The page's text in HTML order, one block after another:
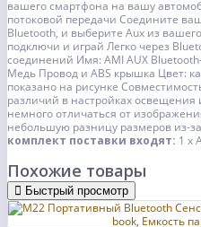
вашего смартфона на вашу
потоковой передачи Соедините
Bluetooth, и выберите Aux из
подключи и играй Легко через
соединений Имя: AMI AUX
Медь Провод и ABS крышка Цвет:
показано на рисунке
различий в настройках
немного отличаться от
небольшую разницу размеров из-
комплект поставки входят: 1 х
Похожие товары
Быстрый просмотр